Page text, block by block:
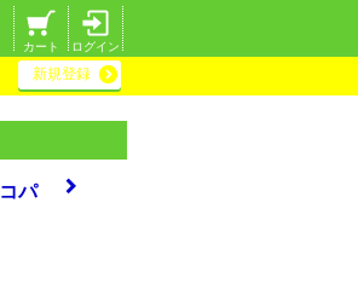
ログイン
カート
新規登録
コパ